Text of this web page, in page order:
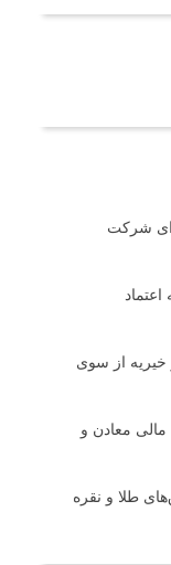
برای شرکت
به امور خیریه از سوی
معادن و
طلا و نقره